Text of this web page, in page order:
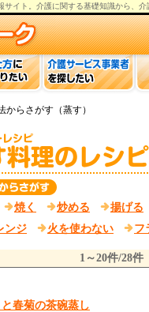
サイト。 介護に関する基礎知識から、 介
からさがす（蒸す）
焼く 炒める
揚げる
ンジ
火を使わない フ
1～20件/28件
春菊の茶碗蒸し